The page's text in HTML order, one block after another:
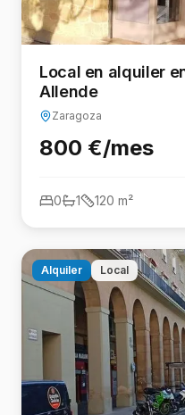
Local en alquiler
Allende
Zaragoza
800 €/mes
0 1 120 m²
Alquiler Local